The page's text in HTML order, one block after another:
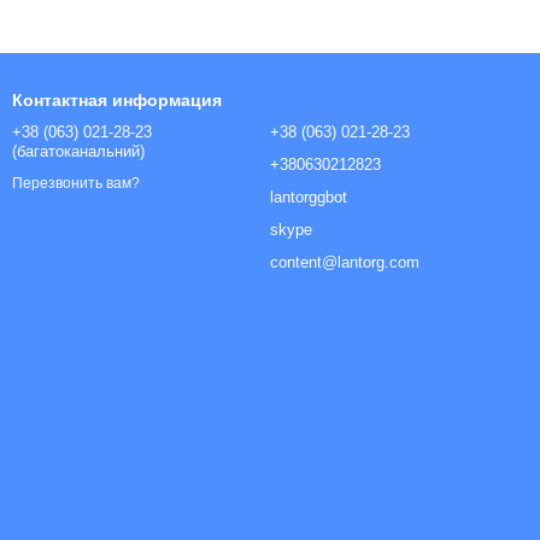
Контактная информация
+38 (063) 021-28-23
(багатоканальний)
Перезвонить вам?
+38 (063) 021-28-23
+380630212823
lantorggbot
skype
content@lantorg.com